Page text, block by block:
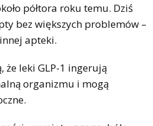
półtora roku temu. Dziś
bez większych problemów –
apteki.
leki GLP-1 ingerują
organizmu i mogą